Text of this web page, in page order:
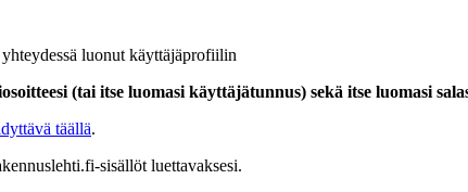
luonut käyttäjäprofiilin
(tai itse luomasi käyttäjätunnus) sekä itse luomasi
täällä.
sisällöt luettavaksesi.